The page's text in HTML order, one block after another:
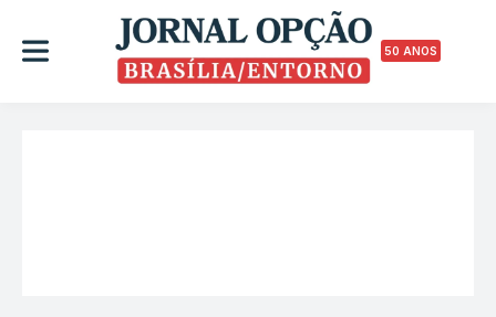
50 ANOS